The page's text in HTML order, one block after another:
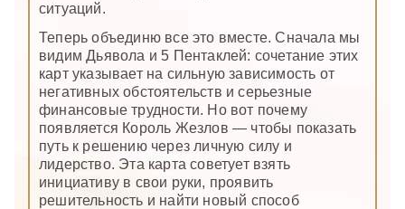
ситуаций.
Теперь объединю все это вместе. Сначала мы
видим Дьявола и 5 Пентаклей: сочетание этих
карт указывает на сильную зависимость от
негативных обстоятельств и серьезные
финансовые трудности. Но вот почему
появляется Король Жезлов — чтобы показать
путь к решению через личную силу и
лидерство. Эта карта советует взять
инициативу в свои руки, проявить
решительность и найти новый способ